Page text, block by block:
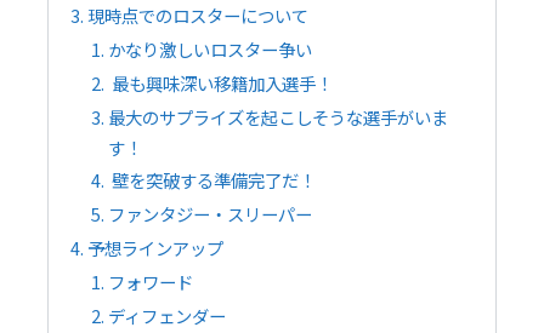
現時点でのロスターについて
かなり激しいロスター争い
最も興味深い移籍加入選手！
最大のサプライズを起こしそうな選手がいま
す！
壁を突破する準備完了だ！
ファンタジー・スリーパー
予想ラインアップ
フォワード
ディフェンダー